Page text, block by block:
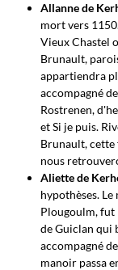
Allanne de
mort vers
Vieux Chastel
Brunault,
appartiendra
accompagné
Rostrenen,
et Si je puis.
Brunault, cette
nous
Aliette de
hypothèses.
Plougoulm,
de Guiclan qui
accompagné
manoir passa